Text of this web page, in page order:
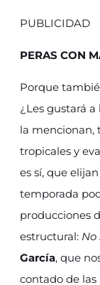
PUBLICIDAD
PERAS CON
Porque
¿Les gustará
la mencionan,
tropicales y
es sí, que
temporada
producciones
estructural: No
García, que
contado de las